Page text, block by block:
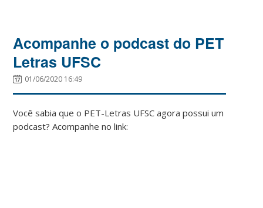
Acompanhe o podcast do PET
Letras UFSC
01/06/2020 16:49
Você sabia que o PET-Letras UFSC agora possui um
podcast? Acompanhe no link: